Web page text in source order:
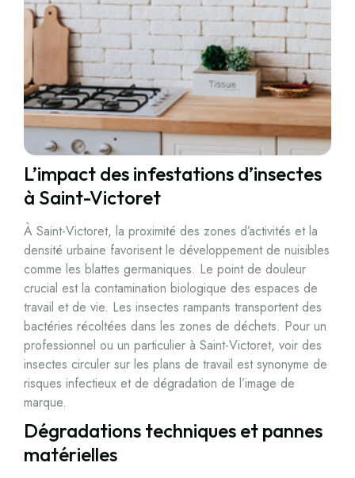
L’impact des infestations d’insectes
à Saint-Victoret
À Saint-Victoret, la proximité des zones d’activités et la
densité urbaine favorisent le développement de nuisibles
comme les blattes germaniques. Le point de douleur
crucial est la contamination biologique des espaces de
travail et de vie. Les insectes rampants transportent des
bactéries récoltées dans les zones de déchets. Pour un
professionnel ou un particulier à Saint-Victoret, voir des
insectes circuler sur les plans de travail est synonyme de
risques infectieux et de dégradation de l’image de
marque.
Dégradations techniques et pannes
matérielles